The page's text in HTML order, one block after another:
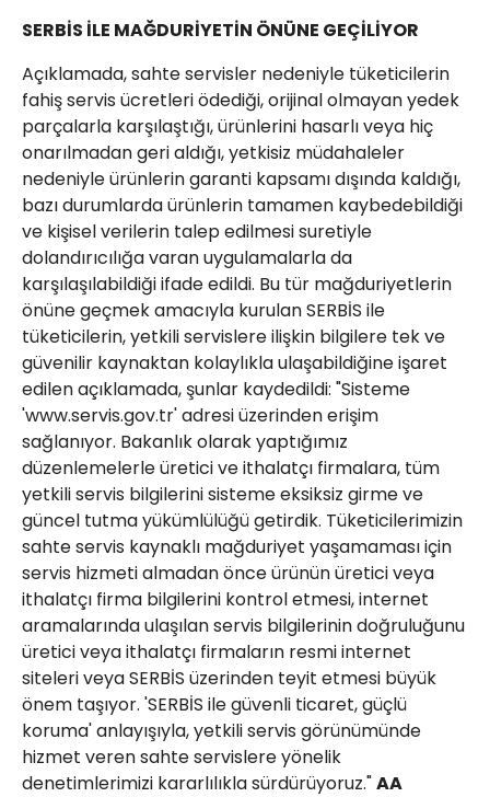
SERBİS İLE MAĞDURİYETİN ÖNÜNE GEÇİLİYOR
Açıklamada, sahte servisler nedeniyle tüketicilerin
fahiş servis ücretleri ödediği, orijinal olmayan yedek
parçalarla karşılaştığı, ürünlerini hasarlı veya hiç
onarılmadan geri aldığı, yetkisiz müdahaleler
nedeniyle ürünlerin garanti kapsamı dışında kaldığı,
bazı durumlarda ürünlerin tamamen kaybedebildiği
ve kişisel verilerin talep edilmesi suretiyle
dolandırıcılığa varan uygulamalarla da
karşılaşılabildiği ifade edildi. Bu tür mağduriyetlerin
önüne geçmek amacıyla kurulan SERBİS ile
tüketicilerin, yetkili servislere ilişkin bilgilere tek ve
güvenilir kaynaktan kolaylıkla ulaşabildiğine işaret
edilen açıklamada, şunlar kaydedildi: "Sisteme
'www.servis.gov.tr' adresi üzerinden erişim
sağlanıyor. Bakanlık olarak yaptığımız
düzenlemelerle üretici ve ithalatçı firmalara, tüm
yetkili servis bilgilerini sisteme eksiksiz girme ve
güncel tutma yükümlülüğü getirdik. Tüketicilerimizin
sahte servis kaynaklı mağduriyet yaşamaması için
servis hizmeti almadan önce ürünün üretici veya
ithalatçı firma bilgilerini kontrol etmesi, internet
aramalarında ulaşılan servis bilgilerinin doğruluğunu
üretici veya ithalatçı firmaların resmi internet
siteleri veya SERBİS üzerinden teyit etmesi büyük
önem taşıyor. 'SERBİS ile güvenli ticaret, güçlü
koruma' anlayışıyla, yetkili servis görünümünde
hizmet veren sahte servislere yönelik
denetimlerimizi kararlılıkla sürdürüyoruz."AA